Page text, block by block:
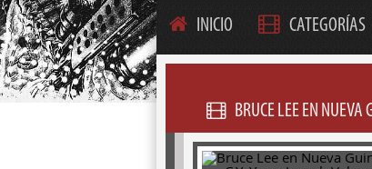
INICIO CATEGORÍAS
BRUCE LEE EN NUEVA